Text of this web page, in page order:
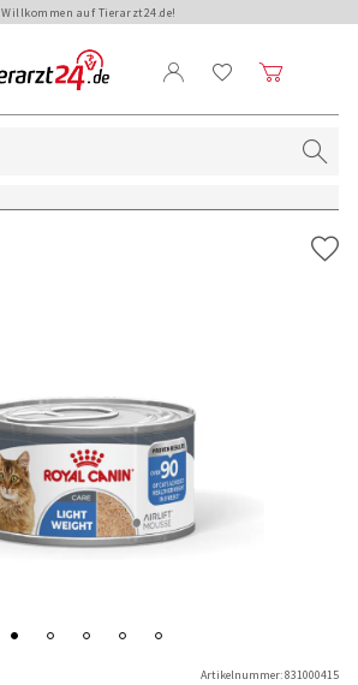
Willkommen auf Tierarzt24.de!
Artikelnummer:831000415